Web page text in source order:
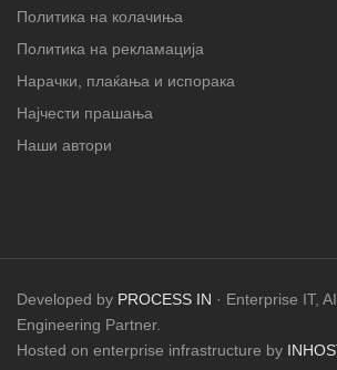
Политика на колачиња
Политика на рекламација
Нарачки, плаќања и испорака
Најчести прашања
Наши автори
Developed by PROCESS IN · Enterprise IT,
Engineering Partner.
Hosted on enterprise infrastructure by